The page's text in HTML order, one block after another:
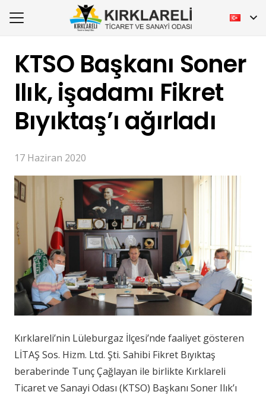
KTSO Başkanı Soner
Ilık, işadamı Fikret
Bıyıktaş’ı ağırladı
17 Haziran 2020
Kırklareli’nin Lüleburgaz İlçesi’nde faaliyet gösteren
LİTAŞ Sos. Hizm. Ltd. Şti. Sahibi Fikret Bıyıktaş
beraberinde Tunç Çağlayan ile birlikte Kırklareli
Ticaret ve Sanayi Odası (KTSO) Başkanı Soner Ilık’ı